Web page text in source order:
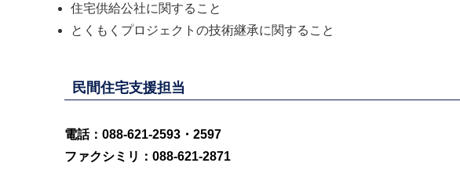
住宅供給公社に関すること
とくもくプロジェクトの技術継承に関すること
民間住宅支援担当
電話：088-621-2593・2597
ファクシミリ：088-621-2871